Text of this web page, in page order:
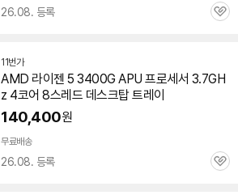
26.08. 등록
관
11번가
AMD 라이젠 5 3400G APU 프로세서 3.7GH
z 4코어 8스레드 데스크탑 트레이
140,400원
무료배송
26.08. 등록
관